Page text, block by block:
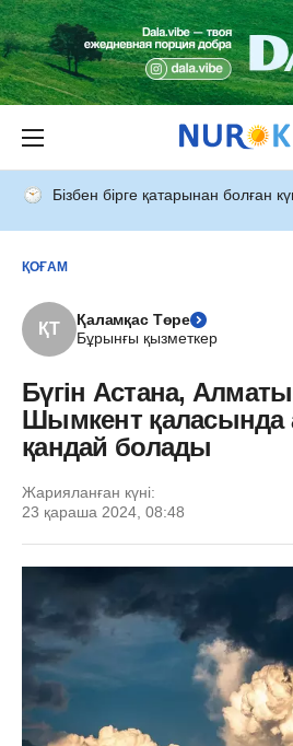
Бізбен бірге қатарынан болған
ҚОҒАМ
ҚТ
Қаламқас Төре
Бұрынғы қызметкер
Бүгін Астана,
Шымкент қаласында
қандай болады
Жарияланған күні:
23 қараша 2024, 08:48